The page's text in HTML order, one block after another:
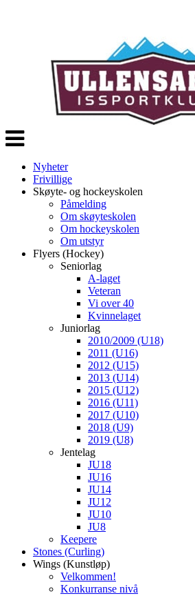
Veksle
navigasjon
Nyheter
Frivillige
Skøyte- og hockeyskolen
Påmelding
Om skøyteskolen
Om hockeyskolen
Om utstyr
Flyers (Hockey)
Seniorlag
A-laget
Veteran
Vi over 40
Kvinnelaget
Juniorlag
2010/2009 (U18)
2011 (U16)
2012 (U15)
2013 (U14)
2015 (U12)
2016 (U11)
2017 (U10)
2018 (U9)
2019 (U8)
Jentelag
JU18
JU16
JU14
JU12
JU10
JU8
Keepere
Stones (Curling)
Wings (Kunstløp)
Velkommen!
Konkurranse nivå